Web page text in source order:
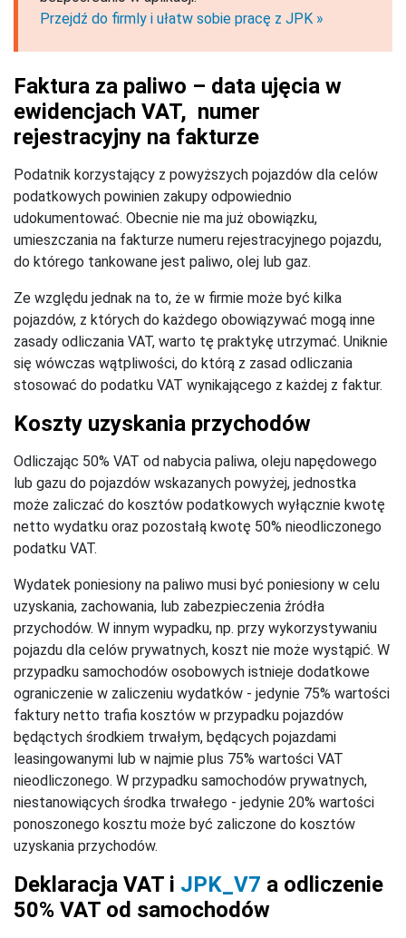
Przejdź do firmly i ułatw sobie pracę z JPK »
Faktura za paliwo – data ujęcia w
ewidencjach VAT, numer
rejestracyjny na fakturze
Podatnik korzystający z powyższych pojazdów dla celów
podatkowych powinien zakupy odpowiednio
udokumentować. Obecnie nie ma już obowiązku,
umieszczania na fakturze numeru rejestracyjnego pojazdu,
do którego tankowane jest paliwo, olej lub gaz.
Ze względu jednak na to, że w firmie może być kilka
pojazdów, z których do każdego obowiązywać mogą inne
zasady odliczania VAT, warto tę praktykę utrzymać. Uniknie
się wówczas wątpliwości, do którą z zasad odliczania
stosować do podatku VAT wynikającego z każdej z faktur.
Koszty uzyskania przychodów
Odliczając 50% VAT od nabycia paliwa, oleju napędowego
lub gazu do pojazdów wskazanych powyżej, jednostka
może zaliczać do kosztów podatkowych wyłącznie kwotę
netto wydatku oraz pozostałą kwotę 50% nieodliczonego
podatku VAT.
Wydatek poniesiony na paliwo musi być poniesiony w celu
uzyskania, zachowania, lub zabezpieczenia źródła
przychodów. W innym wypadku, np. przy wykorzystywaniu
pojazdu dla celów prywatnych, koszt nie może wystąpić. W
przypadku samochodów osobowych istnieje dodatkowe
ograniczenie w zaliczeniu wydatków - jedynie 75% wartości
faktury netto trafia kosztów w przypadku pojazdów
będąctych środkiem trwałym, będących pojazdami
leasingowanymi lub w najmie plus 75% wartości VAT
nieodliczonego. W przypadku samochodów prywatnych,
niestanowiących środka trwałego - jedynie 20% wartości
ponoszonego kosztu może być zaliczone do kosztów
uzyskania przychodów.
Deklaracja VAT i JPK_V7 a odliczenie
50% VAT od samochodów